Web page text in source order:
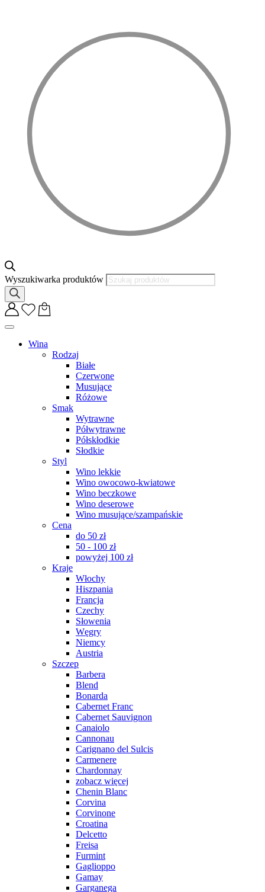
Wyszukiwarka produktów
Wina
Rodzaj
Białe
Czerwone
Musujące
Różowe
Smak
Wytrawne
Półwytrawne
Półskłodkie
Słodkie
Styl
Wino lekkie
Wino owocowo-kwiatowe
Wino beczkowe
Wino deserowe
Wino musujące/szampańskie
Cena
do 50 zł
50 - 100 zł
powyżej 100 zł
Kraje
Włochy
Hiszpania
Francja
Czechy
Słowenia
Węgry
Niemcy
Austria
Szczep
Barbera
Blend
Bonarda
Cabernet Franc
Cabernet Sauvignon
Canaiolo
Cannonau
Carignano del Sulcis
Carmenere
Chardonnay
zobacz więcej
Chenin Blanc
Corvina
Corvinone
Croatina
Delcetto
Freisa
Furmint
Gaglioppo
Gamay
Garganega